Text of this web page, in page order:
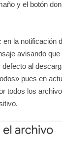
y el botón
la notificación
avisando
al
pues en
todos los